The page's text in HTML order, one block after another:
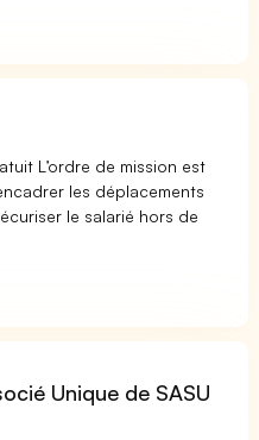
L’ordre de mission est
les déplacements
le salarié hors de
Unique de SASU